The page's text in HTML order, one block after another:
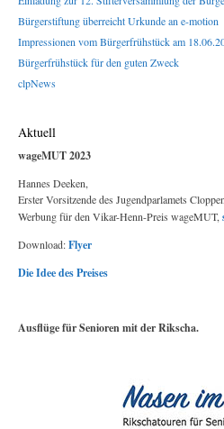
Bürgerstiftung überreicht Urkunde an e-motion
Impressionen vom Bürgerfrühstück am
Bürgerfrühstück für den guten Zweck
clpNews
Aktuell
wageMUT 2023
Hannes Deeken,
Erster Vorsitzende des Jugendparlamets
Werbung für den Vikar-Henn-Preis wageMUT,
Download:Flyer
Die Idee des Preises
Ausflüge für Senioren mit der Rikscha.